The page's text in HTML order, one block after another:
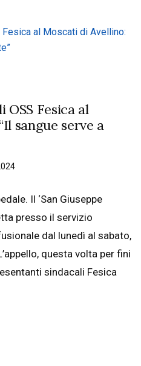
OSS Fesica al
sangue serve a
Il ‘San Giuseppe
presso il servizio
dal lunedì al sabato,
questa volta per fini
sindacali Fesica